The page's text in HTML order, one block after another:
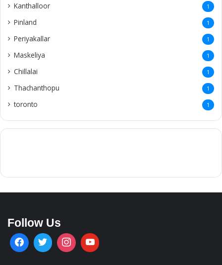
Kanthalloor 1
Pinland 1
Periyakallar 1
Maskeliya 1
Chillalai 1
Thachanthopu 1
toronto 1